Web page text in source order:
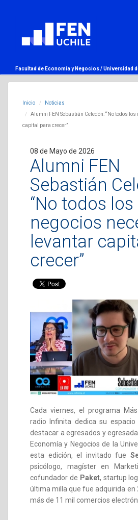
Facultad de Economía y Negocios /Universidad
Inicio
Noticias
Alumni FEN Sebastián Celedón: “No todos
capital para crecer”
08 de Mayo de 2026
Alumni FEN
Sebastián
“No todos los
negocios
levantar
crecer”
Cada viernes, el programa
radio Infinita dedica su espacio
destacar a egresados y
Economía y Negocios de la
esta edición, el invitado fue
psicólogo, magíster en
cofundador de Paket, startup
última milla que fue adquirida en
más de 11 mil comercios